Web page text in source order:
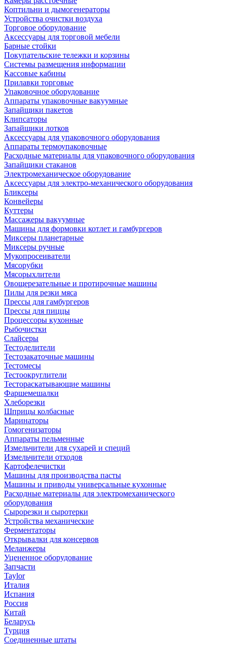
Коптильни и дымогенераторы
Устройства очистки воздуха
Торговое оборудование
Аксессуары для торговой мебели
Барные стойки
Покупательские тележки и корзины
Системы размещения информации
Кассовые кабины
Прилавки торговые
Упаковочное оборудование
Аппараты упаковочные вакуумные
Запайщики пакетов
Клипсаторы
Запайщики лотков
Аксессуары для упаковочного оборудования
Аппараты термоупаковочные
Расходные материалы для упаковочного оборудования
Запайщики стаканов
Электромеханическое оборудование
Аксессуары для электро-механического оборудования
Бликсеры
Конвейеры
Куттеры
Массажеры вакуумные
Машины для формовки котлет и гамбургеров
Миксеры планетарные
Миксеры ручные
Мукопросеиватели
Мясорубки
Мясорыхлители
Овощерезательные и протирочные машины
Пилы для резки мяса
Прессы для гамбургеров
Прессы для пиццы
Процессоры кухонные
Рыбочистки
Слайсеры
Тестоделители
Тестозакаточные машины
Тестомесы
Тестоокруглители
Тестораскатывающие машины
Фаршемешалки
Хлеборезки
Шприцы колбасные
Маринаторы
Гомогенизаторы
Аппараты пельменные
Измельчители для сухарей и специй
Измельчители отходов
Картофелечистки
Машины для производства пасты
Машины и приводы универсальные кухонные
Расходные материалы для электромеханического
оборудования
Сырорезки и сыротерки
Устройства механические
Ферментаторы
Открывалки для консервов
Меланжеры
Уцененное оборудование
Запчасти
Taylor
Италия
Испания
Россия
Китай
Беларусь
Турция
Соединенные штаты